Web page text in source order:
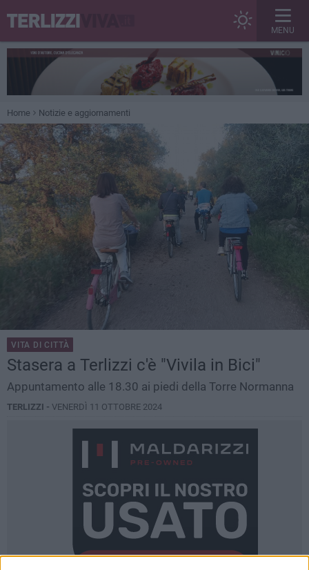
MENU
Home Notizie e aggiornamenti
VITA DI CITTÀ
Stasera a Terlizzi c'è "Vivila in Bici"
Appuntamento alle 18.30 ai piedi della Torre Normanna
TERLIZZI - VENERDÌ 11 OTTOBRE 2024